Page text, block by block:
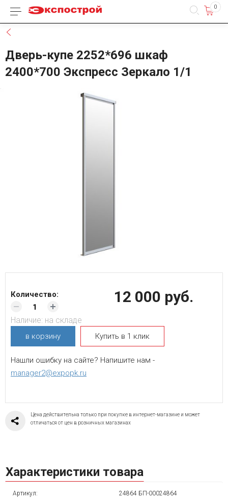
Каталог товаров 0
Дверь-купе 2252*696 шкаф
2400*700 Экспресс Зеркало 1/1
12 000 руб.
Количество:
Наличие: на складе
в корзину Купить в 1 клик
Нашли ошибку на сайте? Напишите нам -
manager2@expopk.ru
Цена действительна только при покупке в интернет-магазине и может
отличаться от цен в розничных магазинах
Характеристики товара
Артикул:
24864 БП-00024864